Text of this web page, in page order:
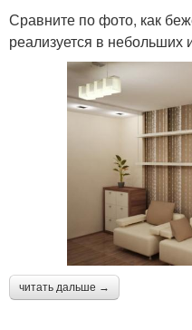
Сравните по фото, как
реализуется в небольших
читать дальше →